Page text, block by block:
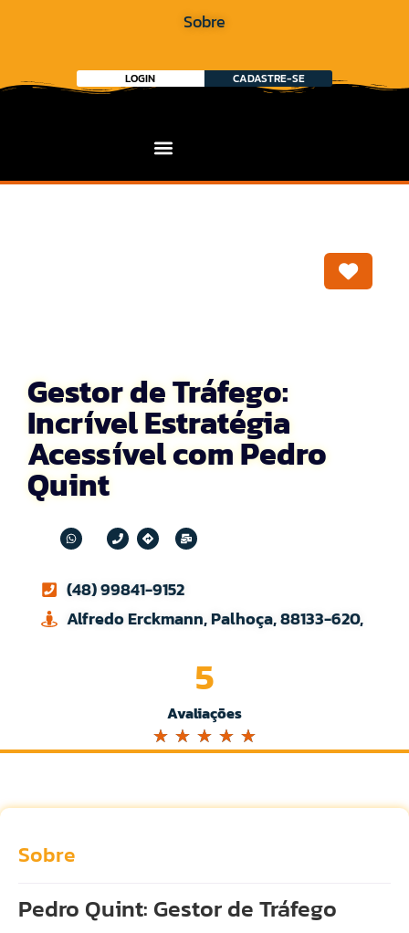
Sobre
LOGIN CADASTRE-SE
Gestor de Tráfego:
Incrível Estratégia
Acessível com Pedro
Quint
(48) 99841-9152
Alfredo Erckmann, Palhoça, 88133-620,
Avaliações
5
☆ ☆ ☆ ☆ ☆
Sobre
Pedro Quint: Gestor de Tráfego